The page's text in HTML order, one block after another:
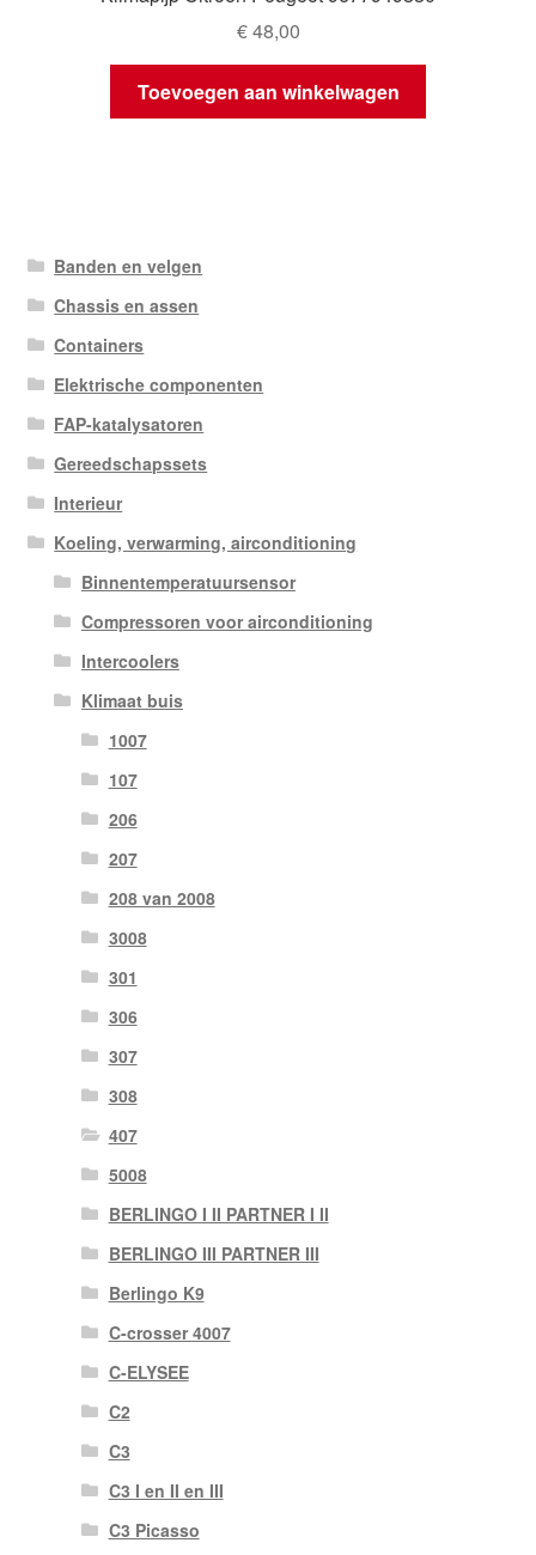
€48,00
Toevoegen aan winkelwagen
Banden en velgen
Chassis en assen
Containers
Elektrische componenten
FAP-katalysatoren
Gereedschapssets
Interieur
Koeling, verwarming, airconditioning
Binnentemperatuursensor
Compressoren voor airconditioning
Intercoolers
Klimaat buis
1007
107
206
207
208 van 2008
3008
301
306
307
308
407
5008
BERLINGO I II PARTNER I II
BERLINGO III PARTNER III
Berlingo K9
C-crosser 4007
C-ELYSEE
C2
C3
C3 I en II en III
C3 Picasso